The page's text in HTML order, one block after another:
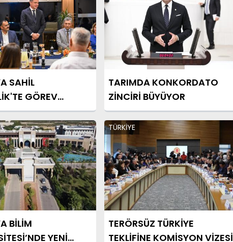
SAHİL
GÖREV
TARIMDA KONKORDATO
ZİNCİRİ BÜYÜYOR
BİLİM
YENİ
TÜRKİYE
TERÖRSÜZ TÜRKİYE
TEKLİFİNE KOMİSYON VİZESİ